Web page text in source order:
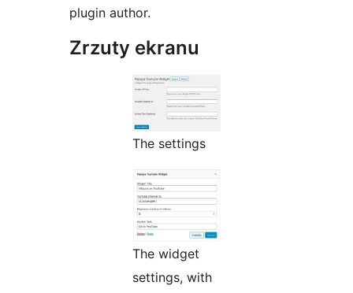
plugin author.
Zrzuty ekranu
The settings
The widget
settings, with